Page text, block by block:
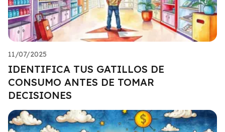
11/07/2025
IDENTIFICA TUS GATILLOS DE
CONSUMO ANTES DE TOMAR
DECISIONES